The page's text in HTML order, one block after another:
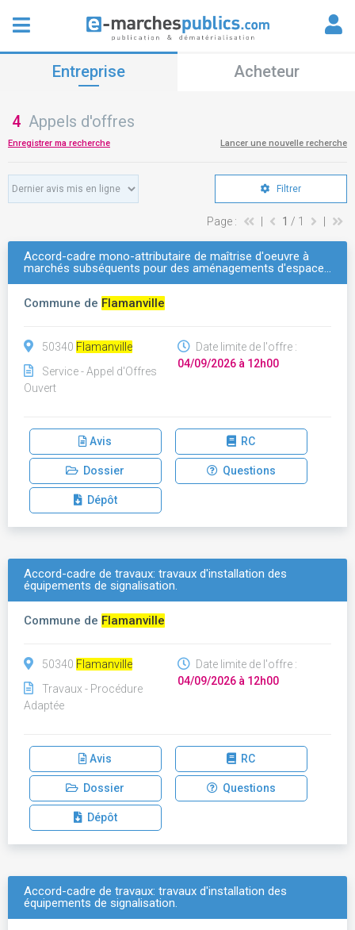
Entreprise Acheteur
4 Appels d'offres
Enregistrer ma recherche Lancer une nouvelle recherche
Filtrer
Page : 1 / 1
Accord-cadre mono-attributaire de maîtrise d'oeuvre à
marchés subséquents pour des aménagements d'espace…
Commune de Flamanville
50340 Flamanville
Service - Appel d'Offres
Ouvert
Date limite de l'offre :
04/09/2026 à 12h00
Avis RC
Dossier Questions
Dépôt
Accord-cadre de travaux: travaux d'installation des
équipements de signalisation.
Commune de Flamanville
50340 Flamanville
Travaux - Procédure
Adaptée
Date limite de l'offre :
04/09/2026 à 12h00
Avis RC
Dossier Questions
Dépôt
Accord-cadre de travaux: travaux d'installation des
équipements de signalisation.